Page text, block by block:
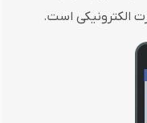
الکترونیکی است.